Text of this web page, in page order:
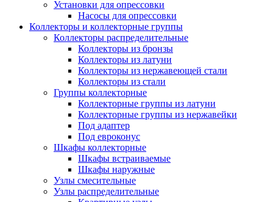
Установки для опрессовки
Насосы для опрессовки
Коллекторы и коллекторные группы
Коллекторы распределительные
Коллекторы из бронзы
Коллекторы из латуни
Коллекторы из нержавеющей стали
Коллекторы из стали
Группы коллекторные
Коллекторные группы из латуни
Коллекторные группы из нержавейки
Под адаптер
Под евроконус
Шкафы коллекторные
Шкафы встраиваемые
Шкафы наружные
Узлы смесительные
Узлы распределительные